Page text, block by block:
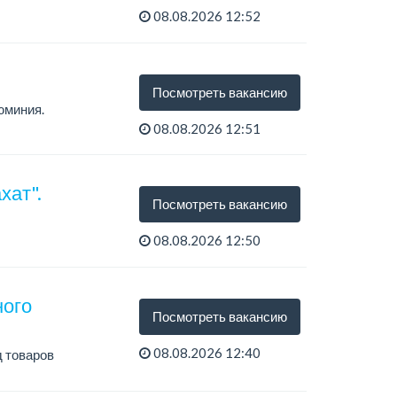
08.08.2026 12:52
Посмотреть вакансию
08.08.2026 12:51
Посмотреть вакансию
08.08.2026 12:50
Посмотреть вакансию
08.08.2026 12:40